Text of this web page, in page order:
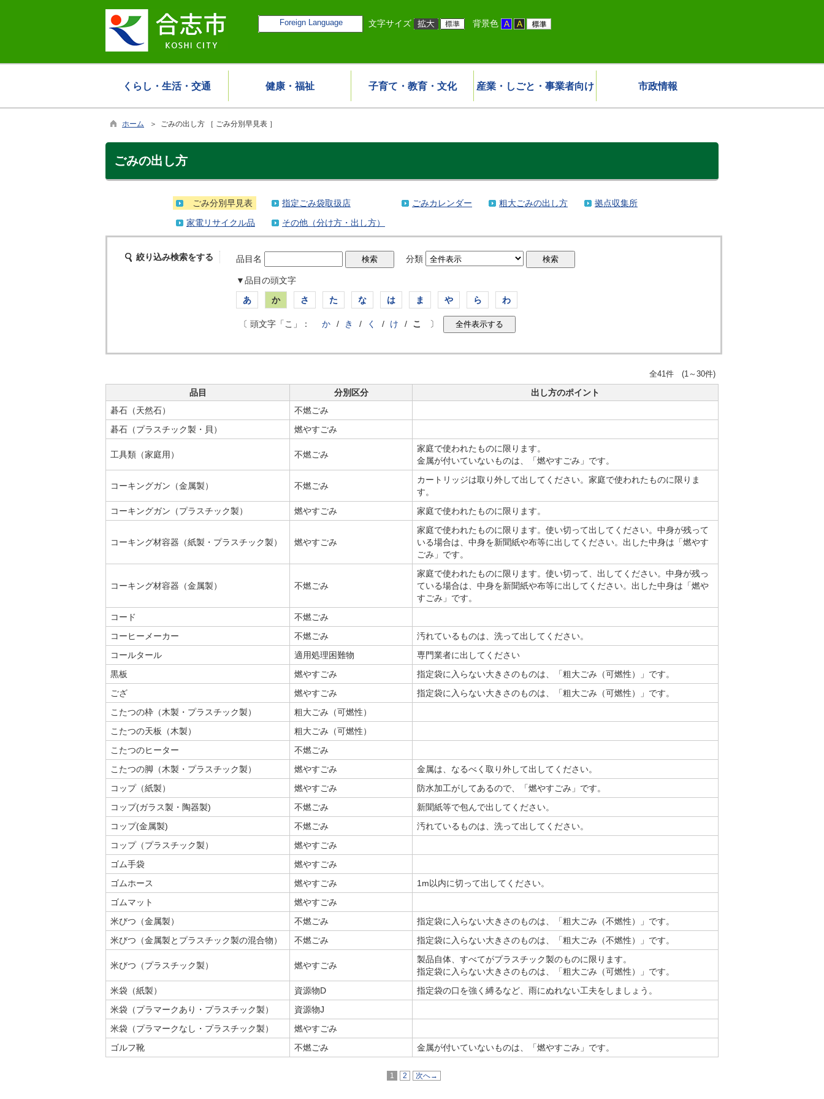
Foreign Language 文字サイズ 背景色
くらし・生活・交通 健康・福祉 子育て・教育・文化 産業・しごと・事業者向け 市政情報
ホーム ＞ ごみの出し方 ［ ごみ分別早見表 ］
ごみの出し方
ごみ分別早見表 指定ごみ袋取扱店 ごみカレンダー 粗大ごみの出し方
拠点収集所
家電リサイクル品
その他（分け方・出し方）
絞り込み検索をする 品目名 分類
▼品目の頭文字
あ
か さ た な は ま や ら わ
〔 頭文字「こ」： か / き / く / け / こ 〕
全41件 (1～30件)
品目 分別区分
出し方のポイント
碁石（天然石）
不燃ごみ
碁石（プラスチック製・貝）
燃やすごみ
工具類（家庭用） 不燃ごみ
家庭で使われたものに限ります。
金属が付いていないものは、「燃やすごみ」です。
コーキングガン（金属製） 不燃ごみ
カートリッジは取り外して出してください。家庭で使われたものに限りま
す。
コーキングガン（プラスチック製）
燃やすごみ 家庭で使われたものに限ります。
コーキング材容器（紙製・プラスチック製） 燃やすごみ
家庭で使われたものに限ります。使い切って出してください。中身が残って
いる場合は、中身を新聞紙や布等に出してください。出した中身は「燃やす
ごみ」です。
コーキング材容器（金属製） 不燃ごみ
家庭で使われたものに限ります。使い切って、出してください。中身が残っ
ている場合は、中身を新聞紙や布等に出してください。出した中身は「燃や
すごみ」です。
コード
不燃ごみ
コーヒーメーカー
不燃ごみ
汚れているものは、洗って出してください。
コールタール
適用処理困難物
専門業者に出してください
黒板
燃やすごみ
指定袋に入らない大きさのものは、「粗大ごみ（可燃性）」です。
ござ
燃やすごみ
指定袋に入らない大きさのものは、「粗大ごみ（可燃性）」です。
こたつの枠（木製・プラスチック製）
粗大ごみ（可燃性）
こたつの天板（木製）
粗大ごみ（可燃性）
こたつのヒーター
不燃ごみ
こたつの脚（木製・プラスチック製）
燃やすごみ
金属は、なるべく取り外して出してください。
コップ（紙製）
燃やすごみ
防水加工がしてあるので、「燃やすごみ」です。
コップ(ガラス製・陶器製)
不燃ごみ
新聞紙等で包んで出してください。
コップ(金属製)
不燃ごみ
汚れているものは、洗って出してください。
コップ（プラスチック製）
燃やすごみ
ゴム手袋
燃やすごみ
ゴムホース
燃やすごみ
1m以内に切って出してください。
ゴムマット
燃やすごみ
米びつ（金属製）
不燃ごみ
指定袋に入らない大きさのものは、「粗大ごみ（不燃性）」です。
米びつ（金属製とプラスチック製の混合物）
不燃ごみ 指定袋に入らない大きさのものは、「粗大ごみ（不燃性）」です。
米びつ（プラスチック製） 燃やすごみ
製品自体、すべてがプラスチック製のものに限ります。
指定袋に入らない大きさのものは、「粗大ごみ（可燃性）」です。
米袋（紙製）
資源物D
指定袋の口を強く縛るなど、雨にぬれない工夫をしましょう。
米袋（プラマークあり・プラスチック製）
資源物J
米袋（プラマークなし・プラスチック製）
燃やすごみ
ゴルフ靴
不燃ごみ 金属が付いていないものは、「燃やすごみ」です。
1 2 次へ→